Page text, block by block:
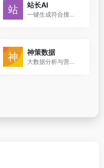
站长AI
一键生成符合搜索引擎算法的TDK
神策数据
大数据分析与营销科技解决方案